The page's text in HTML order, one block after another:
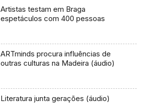
Artistas testam em Braga
espetáculos com 400 pessoas
ARTminds procura influências de
outras culturas na Madeira (áudio)
Literatura junta gerações (áudio)